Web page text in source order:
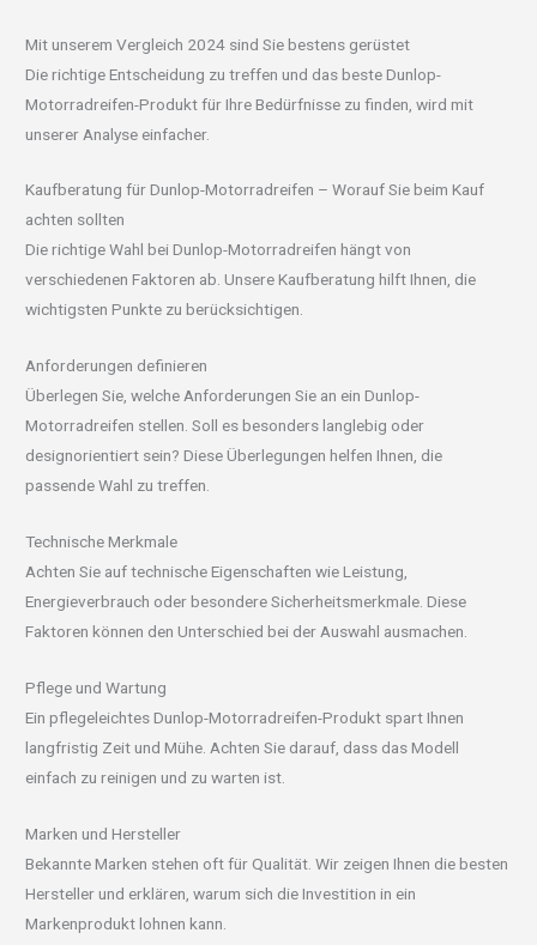
Mit unserem Vergleich 2024 sind Sie bestens gerüstet
Die richtige Entscheidung zu treffen und das beste Dunlop-
Motorradreifen-Produkt für Ihre Bedürfnisse zu finden, wird mit
unserer Analyse einfacher.
Kaufberatung für Dunlop-Motorradreifen – Worauf Sie beim Kauf
achten sollten
Die richtige Wahl bei Dunlop-Motorradreifen hängt von
verschiedenen Faktoren ab. Unsere Kaufberatung hilft Ihnen, die
wichtigsten Punkte zu berücksichtigen.
Anforderungen definieren
Überlegen Sie, welche Anforderungen Sie an ein Dunlop-
Motorradreifen stellen. Soll es besonders langlebig oder
designorientiert sein? Diese Überlegungen helfen Ihnen, die
passende Wahl zu treffen.
Technische Merkmale
Achten Sie auf technische Eigenschaften wie Leistung,
Energieverbrauch oder besondere Sicherheitsmerkmale. Diese
Faktoren können den Unterschied bei der Auswahl ausmachen.
Pflege und Wartung
Ein pflegeleichtes Dunlop-Motorradreifen-Produkt spart Ihnen
langfristig Zeit und Mühe. Achten Sie darauf, dass das Modell
einfach zu reinigen und zu warten ist.
Marken und Hersteller
Bekannte Marken stehen oft für Qualität. Wir zeigen Ihnen die besten
Hersteller und erklären, warum sich die Investition in ein
Markenprodukt lohnen kann.